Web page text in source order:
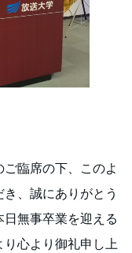
臨席の下、このよ
、誠にありがとう
無事卒業を迎える
心より御礼申し上